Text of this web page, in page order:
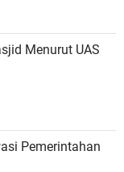
Menurut UAS
Pemerintahan